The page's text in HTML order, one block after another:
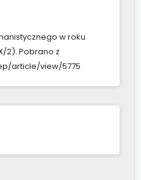
w roku
2). Pobrano z
article/view/5775